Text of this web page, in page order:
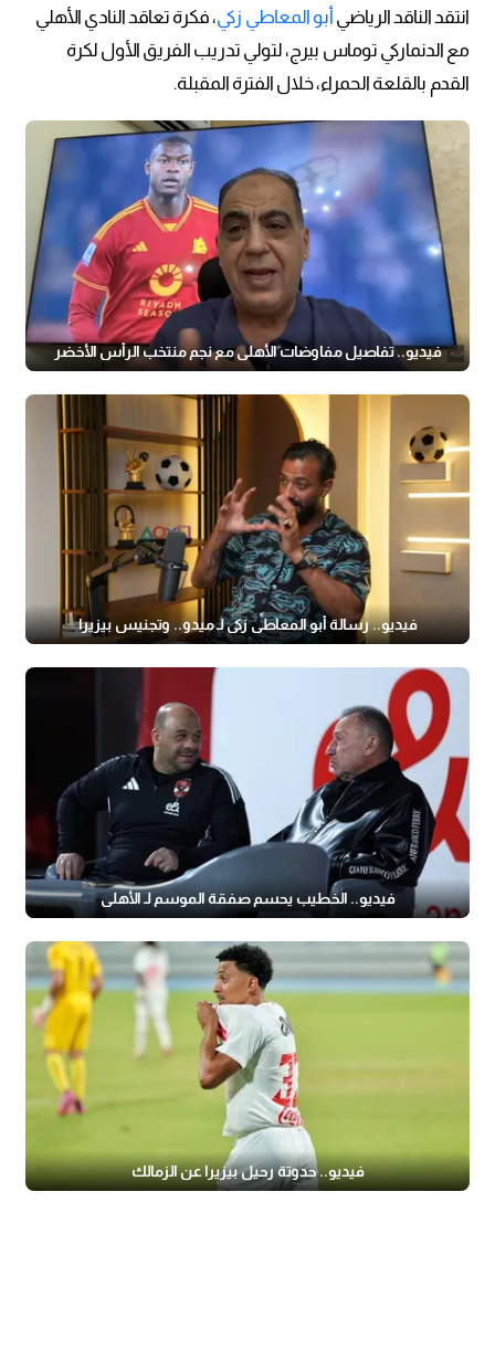
انتقد الناقد الرياضيأبو المعاطي زكي، فكرة تعاقد النادي الأهلي
مع الدنماركي توماس بيرج، لتولي تدريب الفريق الأول لكرة
القدم بالقلعة الحمراء، خلال الفترة المقبلة.
فيديو.. تفاصيل مفاوضات الأهلي مع نجم منتخب الرأس الأخضر
فيديو.. رسالة أبو المعاطي زكي لـ ميدو.. وتجنيس بيزيرا
فيديو.. الخطيب يحسم صفقة الموسم لـ الأهلي
فيديو.. حدوتة رحيل بيزيرا عن الزمالك